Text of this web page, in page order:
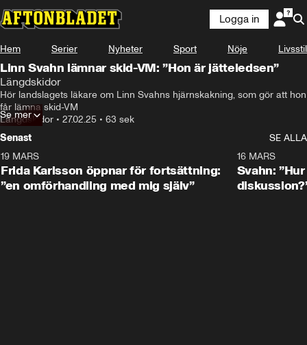
Logga in
Hem Serier Nyheter Sport Nöje Livsstil
Linn Svahn lämnar skid-VM: ”Hon är jätteledsen”
Längdskidor
Hör landslagets läkare om Linn Svahns hjärnskakning, som gör att hon
får lämna skid-VM
Längdskidor • 27.02.25 • 63 sek
Se mer
Senast
SE ALLA
19 MARS
Frida Karlsson öppnar för fortsättning:
”en omförhandling med mig själv”
16 MARS
Svahn: